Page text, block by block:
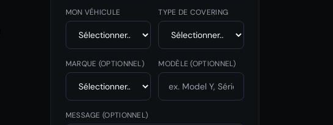
MON VÉHICULE TYPE DE COVERING
MARQUE (OPTIONNEL) MODÈLE(OPTIONNEL)
MESSAGE (OPTIONNEL)